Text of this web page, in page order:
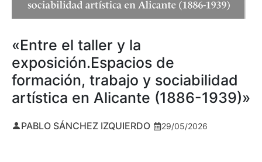
«Entre el taller y la
exposición.Espacios de
formación, trabajo y sociabilidad
artística en Alicante (1886-1939)»
PABLO SÁNCHEZ IZQUIERDO 29/05/2026